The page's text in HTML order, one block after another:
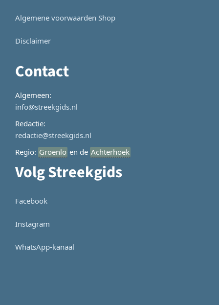
Algemene voorwaarden Shop
Disclaimer
Contact
Algemeen:
info@streekgids.nl
Redactie:
redactie@streekgids.nl
Regio: Groenlo en de Achterhoek
Volg Streekgids
Facebook
Instagram
WhatsApp-kanaal